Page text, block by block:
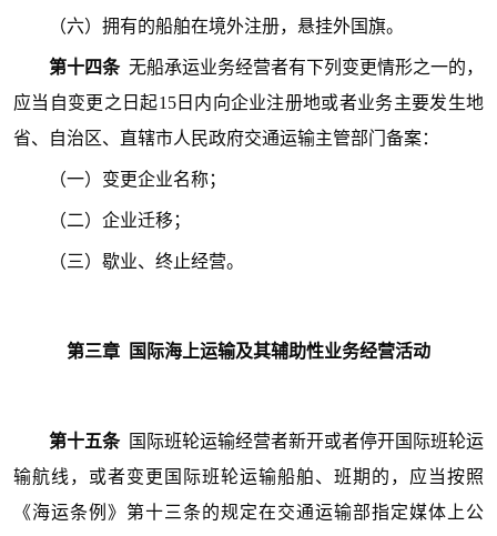
（六）拥有的船舶在境外注册，悬挂外国旗。
第十四条 无船承运业务经营者有下列变更情形之一的，
应当自变更之日起15日内向企业注册地或者业务主要发生地
省、自治区、直辖市人民政府交通运输主管部门备案：
（一）变更企业名称；
（二）企业迁移；
（三）歇业、终止经营。
第三章 国际海上运输及其辅助性业务经营活动
第十五条 国际班轮运输经营者新开或者停开国际班轮运
输航线，或者变更国际班轮运输船舶、班期的，应当按照
《海运条例》第十三条的规定在交通运输部指定媒体上公